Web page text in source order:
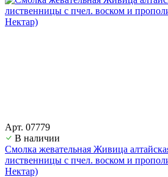
Арт. 07779
В наличии
Смолка жевательная Живица
лиственницы с пчел. воском и
Нектар)